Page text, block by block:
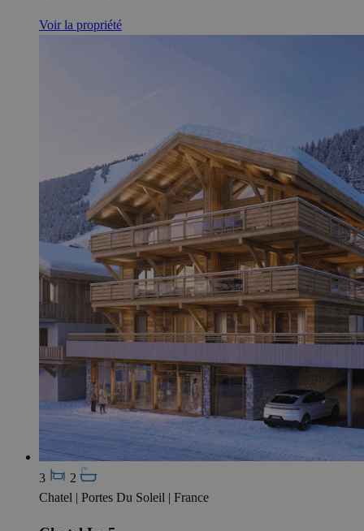
Voir la propriété
3
2
Chatel | Portes Du Soleil | France